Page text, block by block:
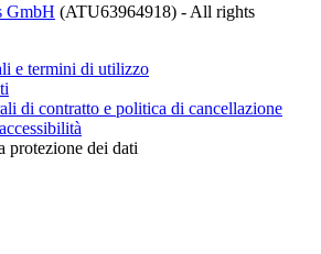
GmbH (ATU63964918) - All rights
e termini di utilizzo
di contratto e politica di cancellazione
protezione dei dati